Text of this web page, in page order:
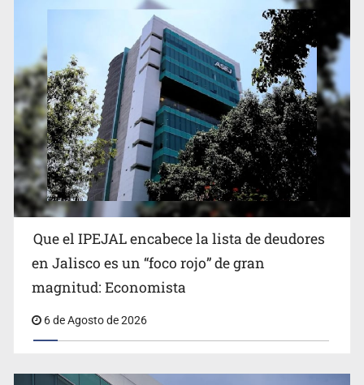
Reporta 627 acciones tras inundación en Balcones de
Oblatos
Que el IPEJAL encabece la lista de deudores
en Jalisco es un “foco rojo” de gran
magnitud: Economista
6 de Agosto de 2026